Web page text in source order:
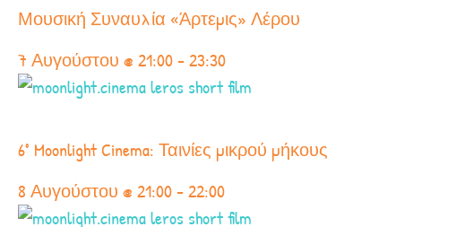
Μουσική Συναυλία «Άρτεμις» Λέρου
7 Αυγούστου @ 21:00-23:30
6° Moonlight Cinema: Ταινίες μικρού μήκους
8 Αυγούστου @ 21:00-22:00